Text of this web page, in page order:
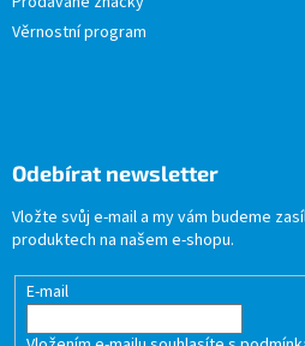
Věrnostní program
Odebírat newsletter
Vložte svůj e-mail a my vám budeme
produktech na našem e-shopu.
E-mail